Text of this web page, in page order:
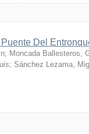
Del
; Moncada Ballesteros,
; Sánchez Lezama,